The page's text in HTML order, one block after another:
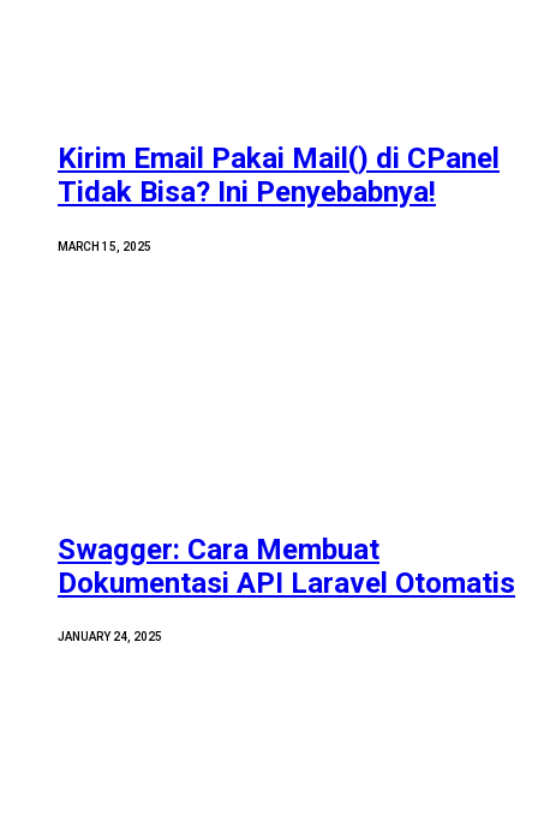
Kirim Email Pakai Mail() di CPanel
Tidak Bisa? Ini Penyebabnya!
MARCH 15, 2025
Swagger: Cara Membuat
Dokumentasi API Laravel Otomatis
JANUARY 24, 2025